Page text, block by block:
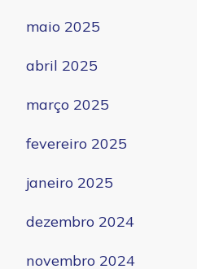
maio 2025
abril 2025
março 2025
fevereiro 2025
janeiro 2025
dezembro 2024
novembro 2024